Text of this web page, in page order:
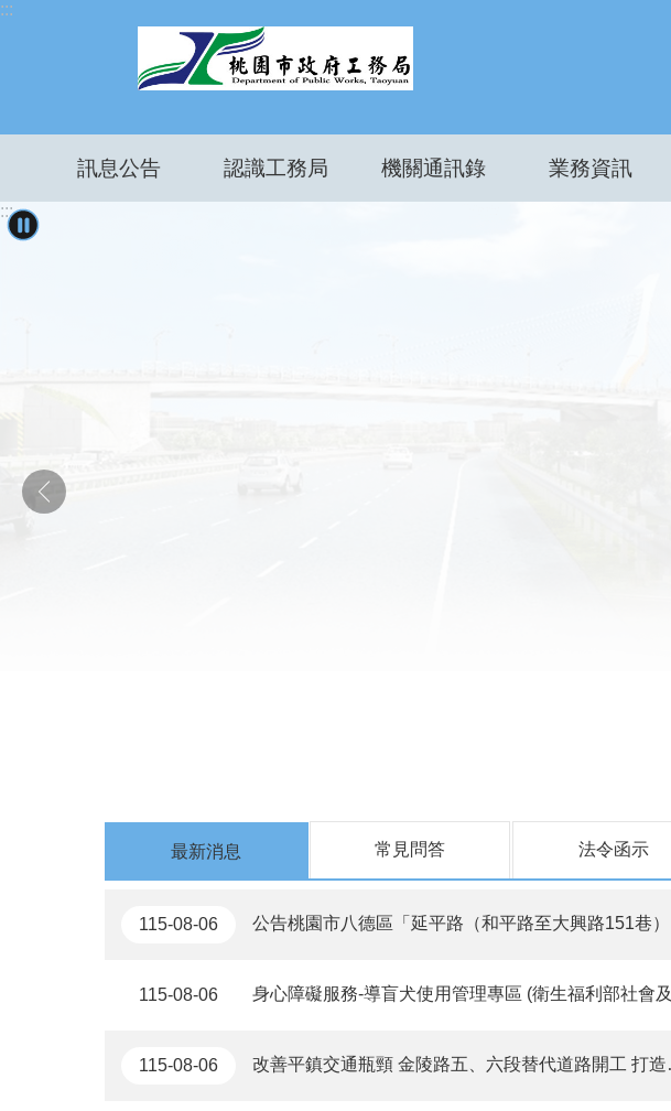
跳到主要內容區塊
:::
訊息公告 認識工務局 機關通訊錄 業務資訊
:::
最新消息 常見問答 法令函示
115-08-06 公告桃園市八德區「延平路（和平路至大興路151巷）道路新闢工程(都內段) 」用地取得第2場公聽會
115-08-06 身心障礙服務-導盲犬使用管理專區 (衛生福利部社會及家庭署)
115-08-06 改善平鎮交通瓶頸 金陵路五、六段替代道路開工 打造便捷路網